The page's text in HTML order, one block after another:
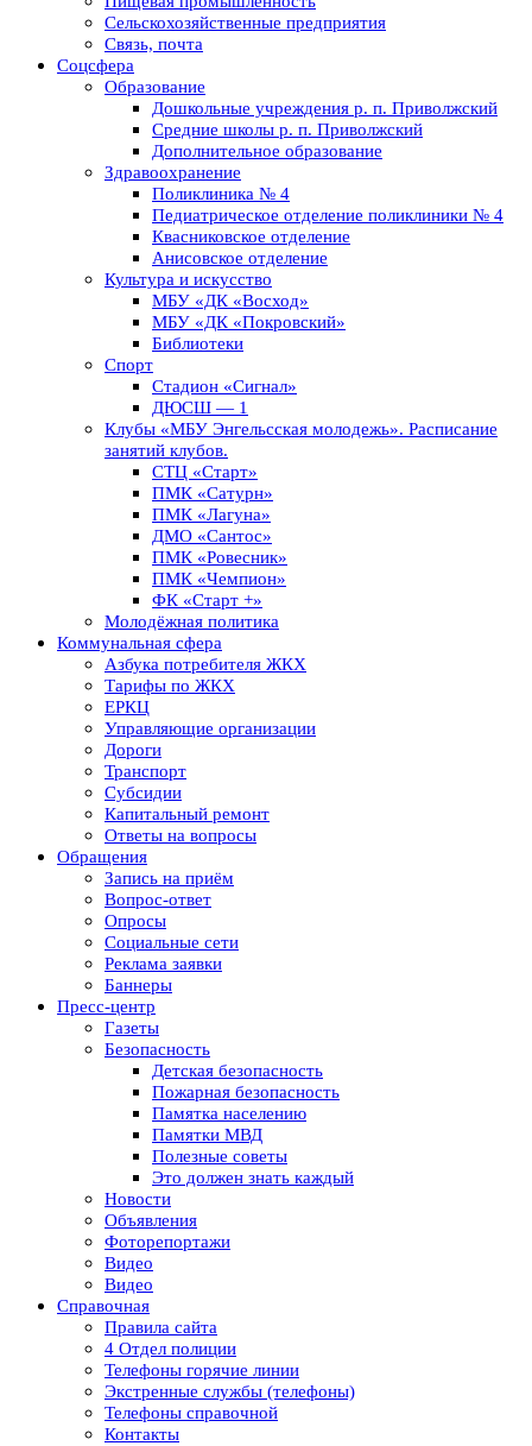
Сельскохозяйственные предприятия
Связь, почта
Соцсфера
Образование
Дошкольные учреждения р. п. Приволжский
Средние школы р. п. Приволжский
Дополнительное образование
Здравоохранение
Поликлиника № 4
Педиатрическое отделение поликлиники № 4
Квасниковское отделение
Анисовское отделение
Культура и искусство
МБУ «ДК «Восход»
МБУ «ДК «Покровский»
Библиотеки
Спорт
Стадион «Сигнал»
ДЮСШ — 1
Клубы «МБУ Энгельсская молодежь». Расписание
занятий клубов.
СТЦ «Старт»
ПМК «Сатурн»
ПМК «Лагуна»
ДМО «Сантос»
ПМК «Ровесник»
ПМК «Чемпион»
ФК «Старт +»
Молодёжная политика
Коммунальная сфера
Азбука потребителя ЖКХ
Тарифы по ЖКХ
ЕРКЦ
Управляющие организации
Дороги
Транспорт
Субсидии
Капитальный ремонт
Ответы на вопросы
Обращения
Запись на приём
Вопрос-ответ
Опросы
Социальные сети
Реклама заявки
Баннеры
Пресс-центр
Газеты
Безопасность
Детская безопасность
Пожарная безопасность
Памятка населению
Памятки МВД
Полезные советы
Это должен знать каждый
Новости
Объявления
Фоторепортажи
Видео
Видео
Справочная
Правила сайта
4 Отдел полиции
Телефоны горячие линии
Экстренные службы (телефоны)
Телефоны справочной
Контакты